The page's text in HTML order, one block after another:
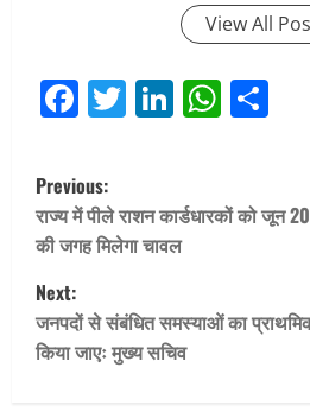
View All
Facebook
Twitter
LinkedIn
P
o
s
t
n
Previous:
राज्य में पीले राशन कार्डधारकों को जून
की जगह मिलेगा चावल
Next:
जनपदों से संबंधित समस्याओं का
किया जाएः मुख्य सचिव